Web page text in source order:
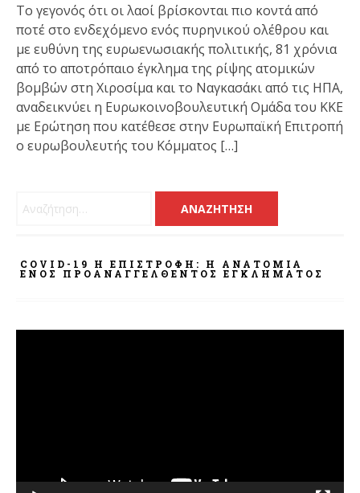
To γεγονός ότι οι λαοί βρίσκονται πιο κοντά από
ποτέ στο ενδεχόμενο ενός πυρηνικού ολέθρου και
με ευθύνη της ευρωενωσιακής πολιτικής, 81 χρόνια
από το αποτρόπαιο έγκλημα της ρίψης ατομικών
βομβών στη Χιροσίμα και το Ναγκασάκι από τις ΗΠΑ,
αναδεικνύει η Ευρωκοινοβουλευτική Ομάδα του ΚΚΕ
με Ερώτηση που κατέθεσε στην Ευρωπαϊκή Επιτροπή
ο ευρωβουλευτής του Κόμματος […]
Αναζήτηση για:
COVID-19 Η ΕΠΙΣΤΡΟΦΗ: Η ΑΝΑΤΟΜΊΑ
ΕΝΌΣ ΠΡΟΑΝΑΓΓΕΛΘΈΝΤΟΣ ΕΓΚΛΉΜΑΤΟΣ